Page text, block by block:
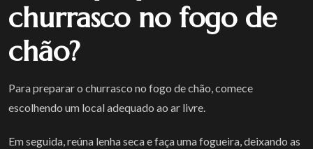
churrasco no fogo de
chão?
Para preparar o churrasco no fogo de chão, comece
escolhendo um local adequado ao ar livre.
Em seguida, reúna lenha seca e faça uma fogueira, deixando as